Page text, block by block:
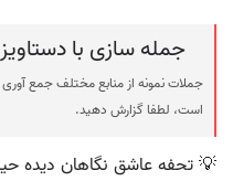
جمله سازی با دستاویز
جملات نمونه از منابع مختلف جمع
است، لطفا گزارش دهید.
💡 تحفه عاشق نگاهان دیده